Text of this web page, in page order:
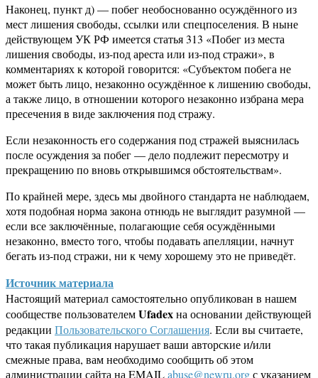
Наконец, пункт д) — побег необоснованно осуждённого из
мест лишения свободы, ссылки или спецпоселения. В ныне
действующем УК РФ имеется статья 313 «Побег из места
лишения свободы, из-под ареста или из-под стражи», в
комментариях к которой говорится: «Субъектом побега не
может быть лицо, незаконно осуждённое к лишению свободы,
а также лицо, в отношении которого незаконно избрана мера
пресечения в виде заключения под стражу.
Если незаконность его содержания под стражей выяснилась
после осуждения за побег — дело подлежит пересмотру и
прекращению по вновь открывшимся обстоятельствам».
По крайней мере, здесь мы двойного стандарта не наблюдаем,
хотя подобная норма закона отнюдь не выглядит разумной —
если все заключённые, полагающие себя осуждёнными
незаконно, вместо того, чтобы подавать апелляции, начнут
бегать из-под стражи, ни к чему хорошему это не приведёт.
Источник материала
Настоящий материал самостоятельно опубликован в нашем
сообществе пользователемUfadexна основании действующей
редакции Пользовательского Соглашения. Если вы считаете,
что такая публикация нарушает ваши авторские и/или
смежные права, вам необходимо сообщить об этом
администрации сайта на EMAILabuse@newru.orgс указанием